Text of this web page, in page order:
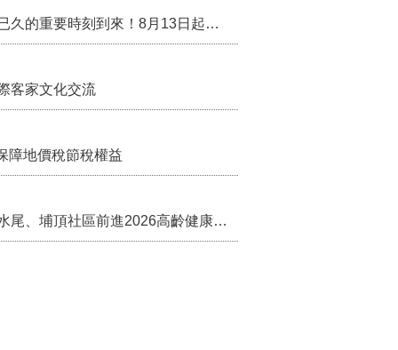
行政院核定西拉雅族為平埔原住民族群 盼望已久的重要時刻到來！8月13日起受理民族成員名冊登記
客家文化交流
障地價稅節稅權益
苗栗農村綠色照顧成果登上全國舞台！ 後龍水尾、埔頂社區前進2026高齡健康產業博覽會